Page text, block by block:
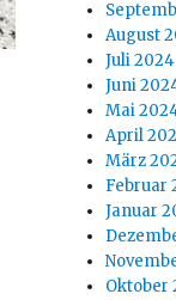
August
Juli 2024
Juni
Mai
April
März
Februar
Januar
Oktober